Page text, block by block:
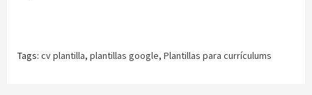
Tags: cv plantilla, plantillas google, Plantillas para currículums